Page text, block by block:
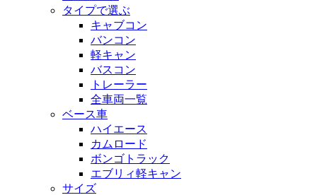
タイプで選ぶ
キャブコン
バンコン
軽キャン
バスコン
トレーラー
全車両一覧
ベース車
ハイエース
カムロード
ボンゴトラック
エブリィ軽キャン
サイズ